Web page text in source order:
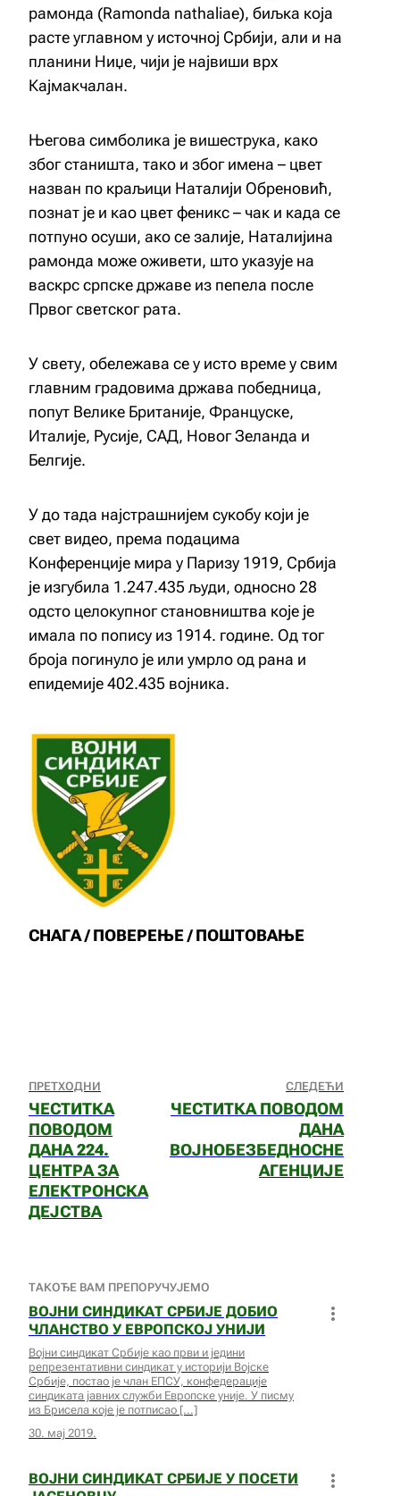
рамонда (Ramonda nathaliae), биљка која
расте углавном у источној Србији, али и на
планини Ниџе, чији је највиши врх
Кајмакчалан.
Његова симболика је вишеструка, како
због станишта, тако и због имена – цвет
назван по краљици Наталији Обреновић,
познат је и као цвет феникс – чак и када се
потпуно осуши, ако се залије, Наталијина
рамонда може оживети, што указује на
васкрс српске државе из пепела после
Првог светског рата.
У свету, обележава се у исто време у свим
главним градовима држава победница,
попут Велике Британије, Француске,
Италије, Русије, САД, Новог Зеланда и
Белгије.
У до тада најстрашнијем сукобу који је
свет видео, према подацима
Конференције мира у Паризу 1919, Србија
је изгубила 1.247.435 људи, односно 28
одсто целокупног становништва које је
имала по попису из 1914. године. Од тог
броја погинуло је или умрло од рана и
епидемије 402.435 војника.
СНАГА / ПОВЕРЕЊЕ / ПОШТОВАЊЕ
ПРЕТХОДНИ
ЧЕСТИТКА
ПОВОДОМ
ДАНА 224.
ЦЕНТРА ЗА
ЕЛЕКТРОНСКА
ДЕЈСТВА
СЛЕДЕЋИ
ЧЕСТИТКА ПОВОДОМ
ДАНА
ВОЈНОБЕЗБЕДНОСНЕ
АГЕНЦИЈЕ
ТАКОЂЕ ВАМ ПРЕПОРУЧУЈЕМО
ВОЈНИ СИНДИКАТ СРБИЈЕ ДОБИО
ЧЛАНСТВО У ЕВРОПСКОЈ УНИЈИ
Војни синдикат Србије као први и једини
репрезентативни синдикат у историји Војске
Србије, постао је члан ЕПСУ, конфедерације
синдиката јавних служби Европске уније. У писму
из Брисела које је потписао
30. мај 2019.
ВОЈНИ СИНДИКАТ СРБИЈЕ У ПОСЕТИ